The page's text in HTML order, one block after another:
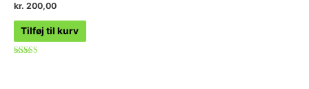
kr. 200,00
Tilføj til kurv